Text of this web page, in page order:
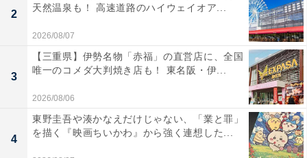
2
天然温泉も！ 高速道路のハイウェイオア...
2026/08/07
3
【三重県】伊勢名物「赤福」の直営店に、全国
唯一のコメダ大判焼き店も！ 東名阪・伊...
2026/08/06
4
東野圭吾や湊かなえだけじゃない、「業と罪」
を描く『映画ちいかわ』から強く連想した...